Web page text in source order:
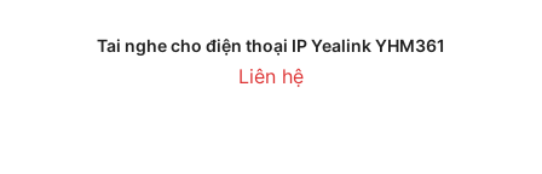
Tai nghe cho điện thoại IP Yealink YHM361
Liên hệ